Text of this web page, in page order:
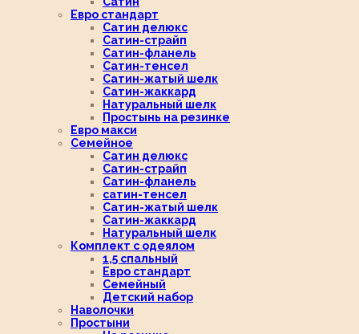
Евро стандарт
Сатин делюкс
Сатин-страйп
Сатин-фланель
Сатин-тенсел
Сатин-жатый шелк
Сатин-жаккард
Натуральный шелк
Простынь на резинке
Евро макси
Семейное
Сатин делюкс
Сатин-страйп
Сатин-фланель
сатин-тенсел
Сатин-жатый шелк
Сатин-жаккард
Натуральный шелк
Комплект с одеялом
1,5 спальный
Евро стандарт
Семейный
Детский набор
Наволочки
Простыни